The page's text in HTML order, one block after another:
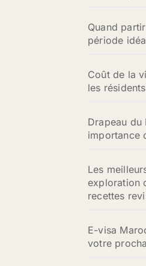
Quand
période
Coût de la
les
Drapeau
importance
Les
exploration
recettes
E-visa
votre